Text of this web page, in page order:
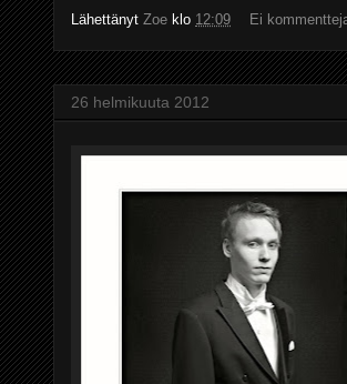
Lähettänyt Zoe klo 12:09 Ei
26 helmikuuta 2012